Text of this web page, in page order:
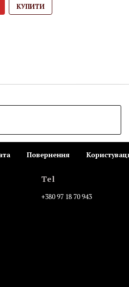
КУПИТИ
Повернення
Tel
+380 97 18 70 943